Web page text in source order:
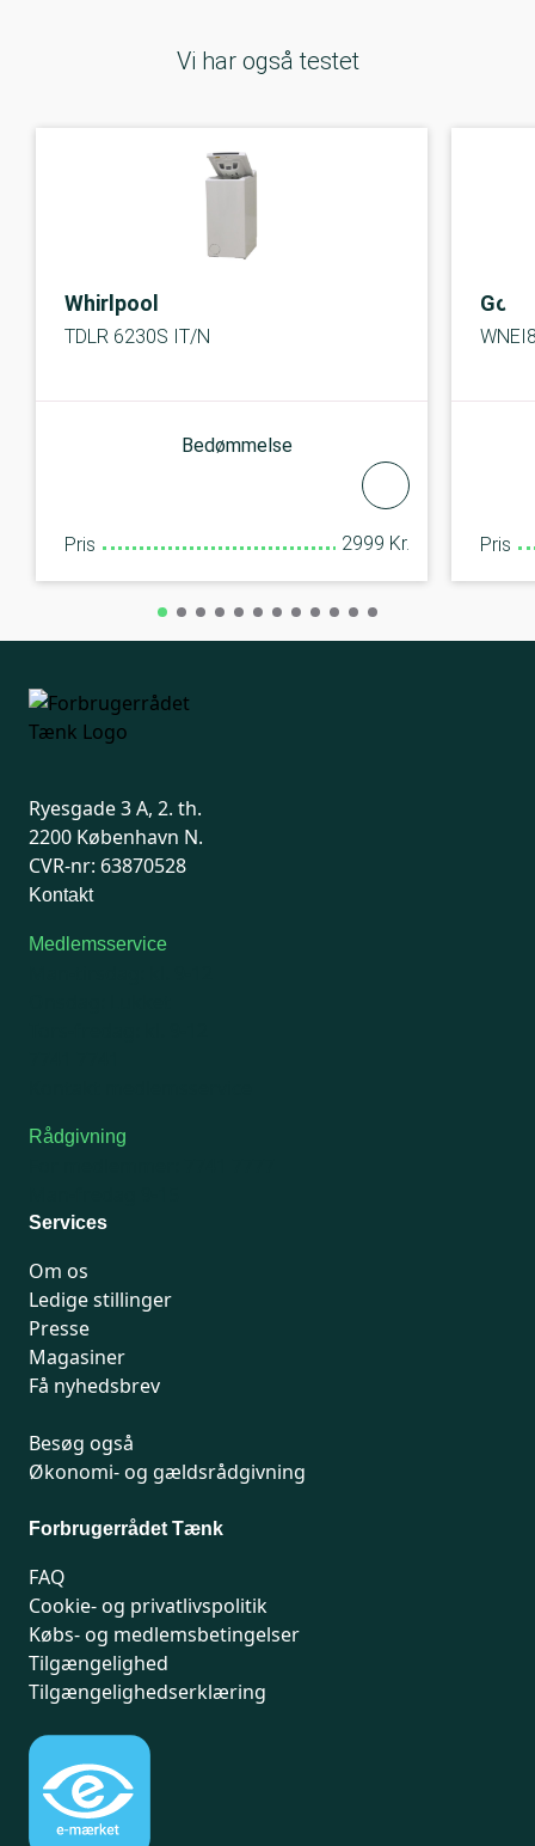
Vi har også testet
Whirlpool
TDLR 6230S IT/N
Bedømmelse
Pris 2999 Kr. Pris
Ryesgade 3 A, 2. th.
2200 København N.
CVR-nr: 63870528
Kontakt
Medlemsservice
Rådgivning
Services
Om os
Ledige stillinger
Presse
Magasiner
Få nyhedsbrev
Besøg også
Økonomi- og gældsrådgivning
Forbrugerrådet Tænk
FAQ
Cookie- og privatlivspolitik
Købs- og medlemsbetingelser
Tilgængelighed
Tilgængelighedserklæring